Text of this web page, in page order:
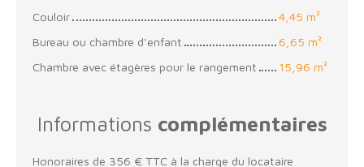
Couloir
4,45 m²
Bureau ou chambre d'enfant
6,65 m²
Chambre avec étagères pour le rangement
15,96 m²
Informations complémentaires
Honoraires de 356 € TTC à la charge du locataire